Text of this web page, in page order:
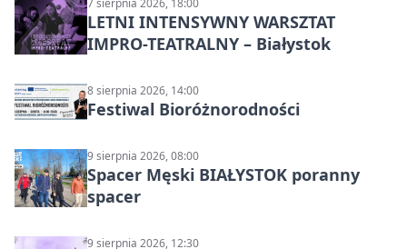
7 sierpnia 2026, 18:00
LETNI INTENSYWNY WARSZTAT
IMPRO-TEATRALNY – Białystok
8 sierpnia 2026, 14:00
Festiwal Bioróżnorodności
9 sierpnia 2026, 08:00
Spacer Męski BIAŁYSTOK poranny
spacer
9 sierpnia 2026, 12:30